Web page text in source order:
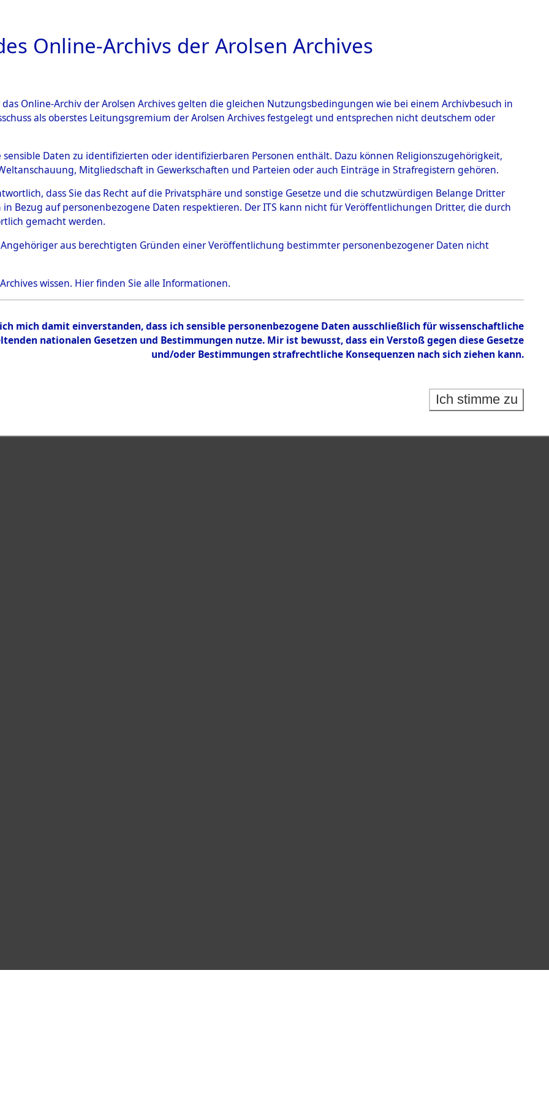
ARCHIVALE ÜBERSICHT BILD
→Stadtkreis Kiel→0022 (101105541)
0022 (101105541)
Übergeordnetes
Schleswig-Holstein
Inhalt
Zur Übersicht
Online-Archivs der Arolsen Archives
Online-Archiv der Arolsen Archives gelten die gleichen Nutzungsbedingungen wie bei einem Archivbesuch in
als oberstes Leitungsgremium der Arolsen Archives festgelegt und entsprechen nicht deutschem oder
sensible Daten zu identifizierten oder identifizierbaren Personen enthält. Dazu können Religionszugehörigkeit,
Mitgliedschaft in Gewerkschaften und Parteien oder auch Einträge in Strafregistern gehören.
dass Sie das Recht auf die Privatsphäre und sonstige Gesetze und die schutzwürdigen Belange Dritter
Bezug auf personenbezogene Daten respektieren. Der ITS kann nicht für Veröffentlichungen Dritter, die durch
gemacht werden.
Angehöriger aus berechtigten Gründen einer Veröffentlichung bestimmter personenbezogener Daten nicht
wissen. Hierfinden Sie alle Informationen.
mich damit einverstanden, dass ich sensible personenbezogene Daten ausschließlich für wissenschaftliche
nationalen Gesetzen und Bestimmungen nutze. Mir ist bewusst, dass ein Verstoß gegen diese Gesetze
und/oder Bestimmungen strafrechtliche Konsequenzen nach sich ziehen kann.
Ich stimme zu